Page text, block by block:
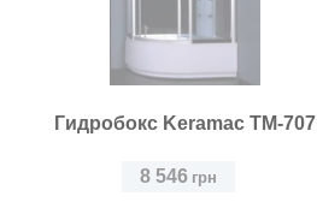
Гидробокс Keramac TM-707
8 546 грн